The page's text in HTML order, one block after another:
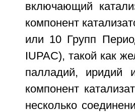
включающий
компонент
или 10 Групп
IUPAC), такой как
палладий, иридий
компонент
несколько